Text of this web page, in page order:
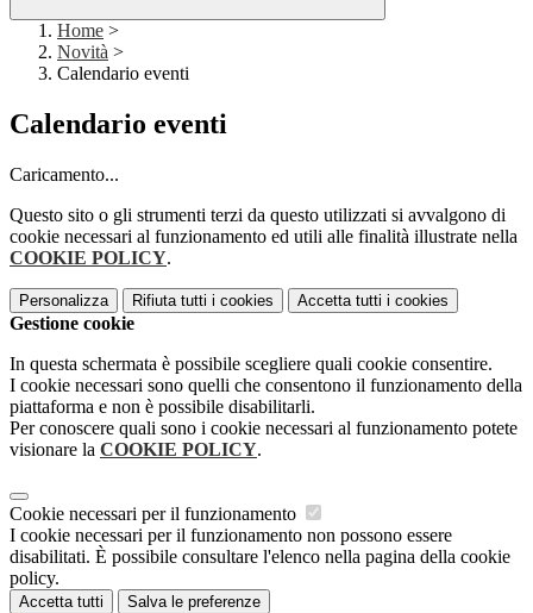
Home >
Novità >
Calendario eventi
Calendario eventi
Caricamento...
Questo sito o gli strumenti terzi da questo utilizzati si avvalgono di
cookie necessari al funzionamento ed utili alle finalità illustrate nella
COOKIE POLICY.
Personalizza Rifiuta tutti i cookies Accetta tutti i cookies
Gestione cookie
In questa schermata è possibile scegliere quali cookie consentire.
I cookie necessari sono quelli che consentono il funzionamento della
piattaforma e non è possibile disabilitarli.
Per conoscere quali sono i cookie necessari al funzionamento potete
visionare la COOKIE POLICY.
Cookie necessari per il funzionamento
I cookie necessari per il funzionamento non possono essere
disabilitati. È possibile consultare l'elenco nella pagina della cookie
policy.
Accetta tutti Salva le preferenze